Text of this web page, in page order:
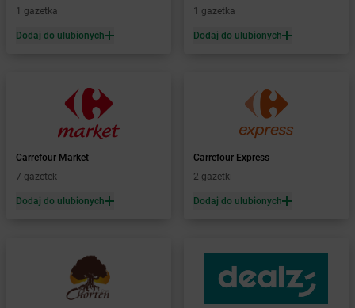
Żabka Bądkowo
Żabka Bąków
Baniocha
Baranowo
Barcin
Żabka Bardo
Żabka Barlinek
Żabka Barniewice
Baruchowo
Barwałd Średni
Barwice
1 gazetka
Dodaj do ulubionych
1 gazetka
Dodaj do ulubionych
Carrefour Market
7 gazetek
Dodaj do ulubionych
Carrefour Express
2 gazetki
Dodaj do ulubionych